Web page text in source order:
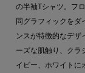
の半袖Tシャツ。フ
同グラフィックをダ
ンスが特徴的なデザ
ーズな肌触り、クラ
イビー、ホワイトに